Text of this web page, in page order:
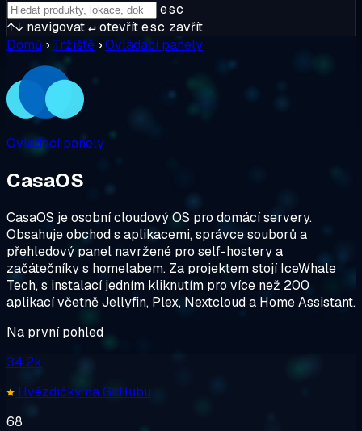
esc
↑↓ navigovat↵otevřítesc zavřít
Domů › Tržiště ›Ovládací panely
Ovládací panely
CasaOS
CasaOS je osobní cloudový OS pro domácí servery.
Obsahuje obchod s aplikacemi, správce souborů a
přehledový panel navržené pro self-hostery a
začátečníky s homelabem. Za projektem stojí IceWhale
Tech, s instalací jedním kliknutím pro více než 200
aplikací včetně Jellyfin, Plex, Nextcloud a Home Assistant.
Na první pohled
34.2k
Hvězdičky na GitHubu
68